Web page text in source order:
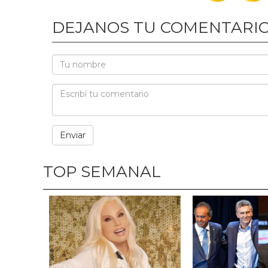
DEJANOS TU
TOP SEMANAL